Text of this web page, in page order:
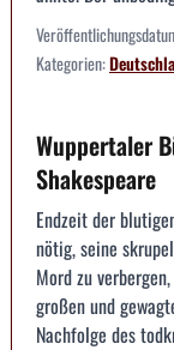
Kategorien:
Wuppertaler
Shakespeare
Endzeit der
nötig, seine
Mord zu
großen und
Nachfolge des